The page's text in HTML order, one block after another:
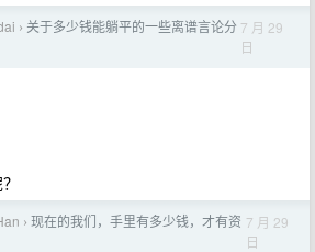
› 关于多少钱能躺平的一些离谱言论分 7 月 29
日
› 现在的我们，手里有多少钱，才有资 7 月 29
日